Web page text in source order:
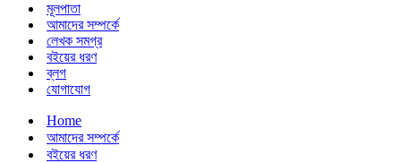
মূলপাতা
আমাদের সম্পর্কে
লেখক সমগ্র
বইয়ের ধরণ
ব্লগ
যোগাযোগ
Home
আমাদের সম্পর্কে
বইয়ের ধরণ